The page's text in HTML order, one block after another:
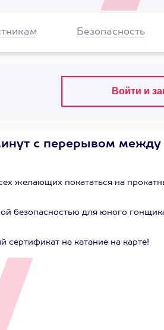
Безопасность
с перерывом между
желающих покататься на
безопасностью для юного
сертификат на катание на карте!